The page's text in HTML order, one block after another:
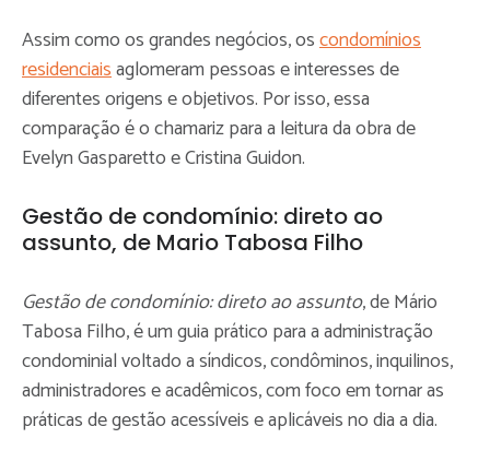
Assim como os grandes negócios, oscondomínios
residenciaisaglomeram pessoas e interesses de
diferentes origens e objetivos. Por isso, essa
comparação é o chamariz para a leitura da obra de
Evelyn Gasparetto e Cristina Guidon.
Gestão de condomínio: direto ao
assunto, de Mario Tabosa Filho
Gestão de condomínio: direto ao assunto, de Mário
Tabosa Filho, é um guia prático para a administração
condominial voltado a síndicos, condôminos, inquilinos,
administradores e acadêmicos, com foco em tornar as
práticas de gestão acessíveis e aplicáveis no dia a dia.